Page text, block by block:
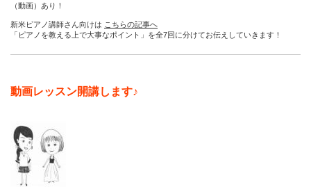
（動画）あり！
新米ピアノ講師さん向けは こちらの記事へ
「ピアノを教える上で大事なポイント」を全7回に分けてお伝えしていきます！
動画レッスン開講します♪